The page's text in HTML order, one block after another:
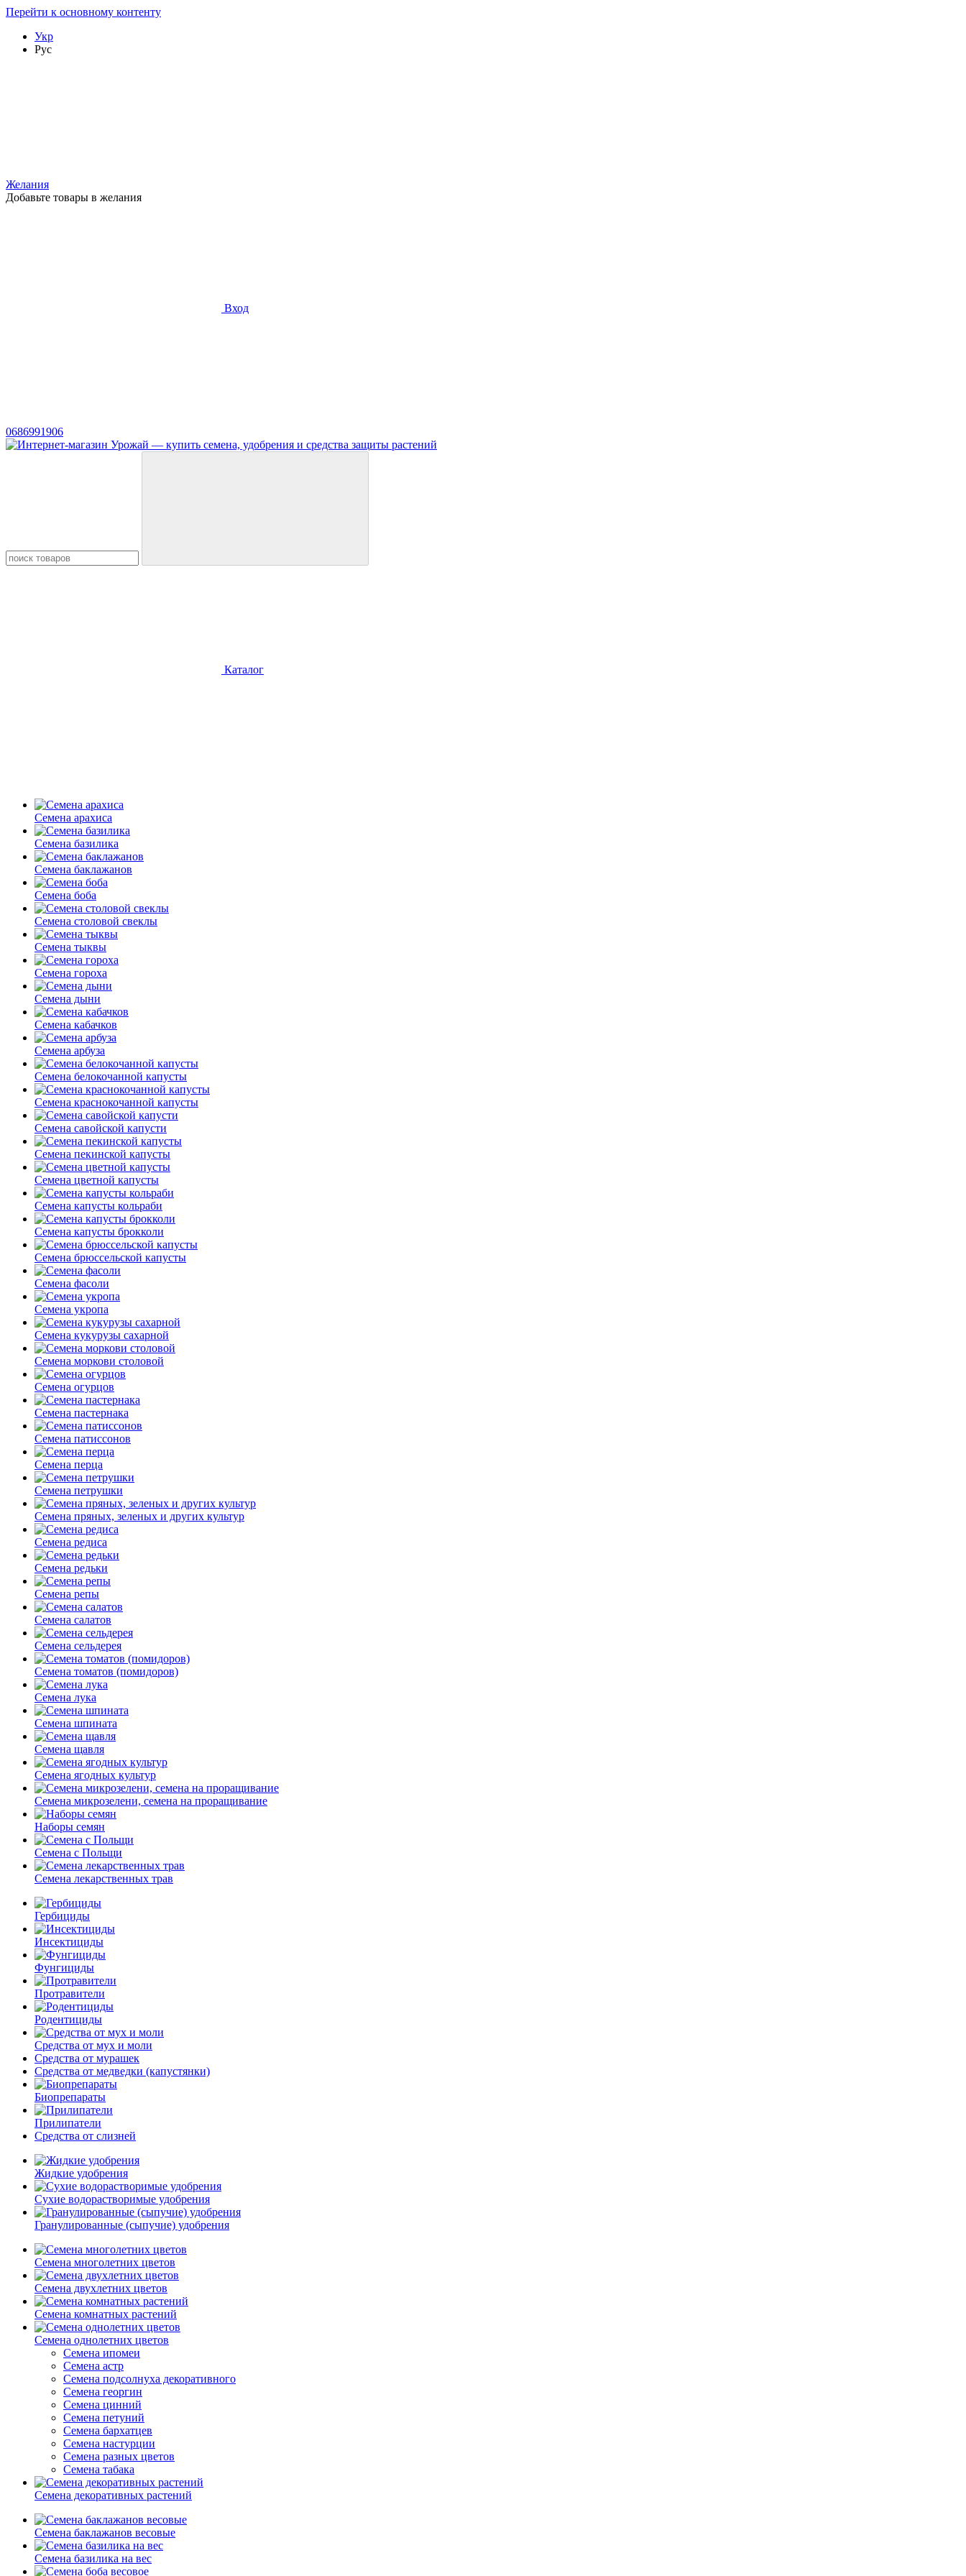
Перейти к основному контенту
Укр
Рус
Желания
Добавьте товары в желания
Вход
0686991906
Каталог
Семена арахиса
Семена базилика
Семена баклажанов
Семена боба
Семена столовой свеклы
Семена тыквы
Семена гороха
Семена дыни
Семена кабачков
Семена арбуза
Семена белокочанной капусты
Семена краснокочанной капусты
Семена савойской капусти
Семена пекинской капусты
Семена цветной капусты
Семена капусты кольраби
Семена капусты брокколи
Семена брюссельской капусты
Семена фасоли
Семена укропа
Семена кукурузы сахарной
Семена моркови столовой
Семена огурцов
Семена пастернака
Семена патиссонов
Семена перца
Семена петрушки
Семена пряных, зеленых и других культур
Семена редиса
Семена редьки
Семена репы
Семена салатов
Семена сельдерея
Семена томатов (помидоров)
Семена лука
Семена шпината
Семена щавля
Семена ягодных культур
Семена микрозелени, семена на проращивание
Наборы семян
Семена с Польщи
Семена лекарственных трав
Гербициды
Инсектициды
Фунгициды
Протравители
Родентициды
Средства от мух и моли
Средства от мурашек
Средства от медведки (капустянки)
Биопрепараты
Прилипатели
Средства от слизней
Жидкие удобрения
Сухие водорастворимые удобрения
Гранулированные (сыпучие) удобрения
Семена многолетних цветов
Семена двухлетних цветов
Семена комнатных растений
Семена однолетних цветов
Семена ипомеи
Семена астр
Семена подсолнуха декоративного
Семена георгин
Семена цинний
Семена петуний
Семена бархатцев
Семена настурции
Семена разных цветов
Семена табака
Семена декоративных растений
Семена баклажанов весовые
Семена базилика на вес